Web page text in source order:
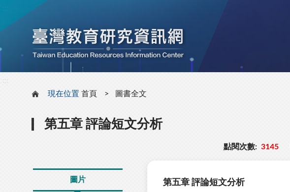
現在位置 首頁 圖書全文
第五章 評論短文分析
點閱次數: 3145
圖片 第五章 評論短文分析